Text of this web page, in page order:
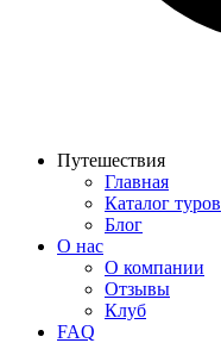
Путешествия
Главная
Каталог туров
Блог
О нас
О компании
Отзывы
Клуб
FAQ